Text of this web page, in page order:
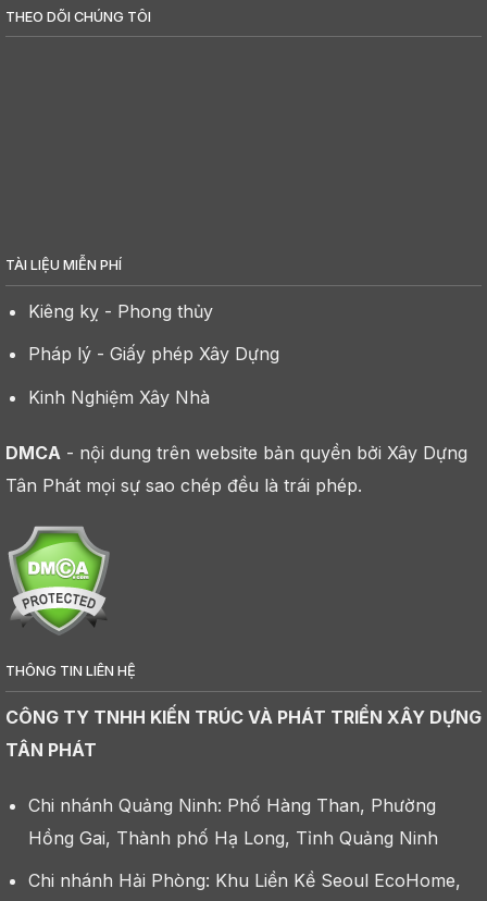
THEO DÕI CHÚNG TÔI
TÀI LIỆU MIỄN PHÍ
Kiêng kỵ - Phong thủy
Pháp lý - Giấy phép Xây Dựng
Kinh Nghiệm Xây Nhà
DMCA - nội dung trên website bản quyền bởi Xây Dựng
Tân Phát mọi sự sao chép đều là trái phép.
THÔNG TIN LIÊN HỆ
CÔNG TY TNHH KIẾN TRÚC VÀ PHÁT TRIỂN XÂY DỰNG
TÂN PHÁT
Chi nhánh Quảng Ninh: Phố Hàng Than, Phường
Hồng Gai, Thành phố Hạ Long, Tỉnh Quảng Ninh
Chi nhánh Hải Phòng: Khu Liền Kề Seoul EcoHome,